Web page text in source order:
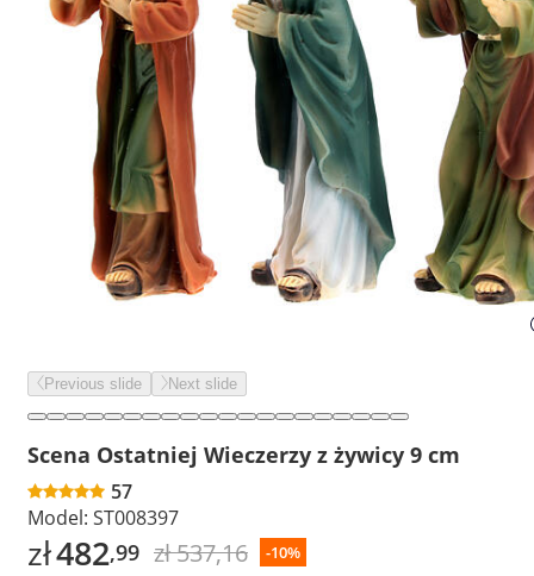
Previous slide Next slide
Scena Ostatniej Wieczerzy z żywicy 9 cm
57
Model: ST008397
zł482,99 zł 537,16 -10%